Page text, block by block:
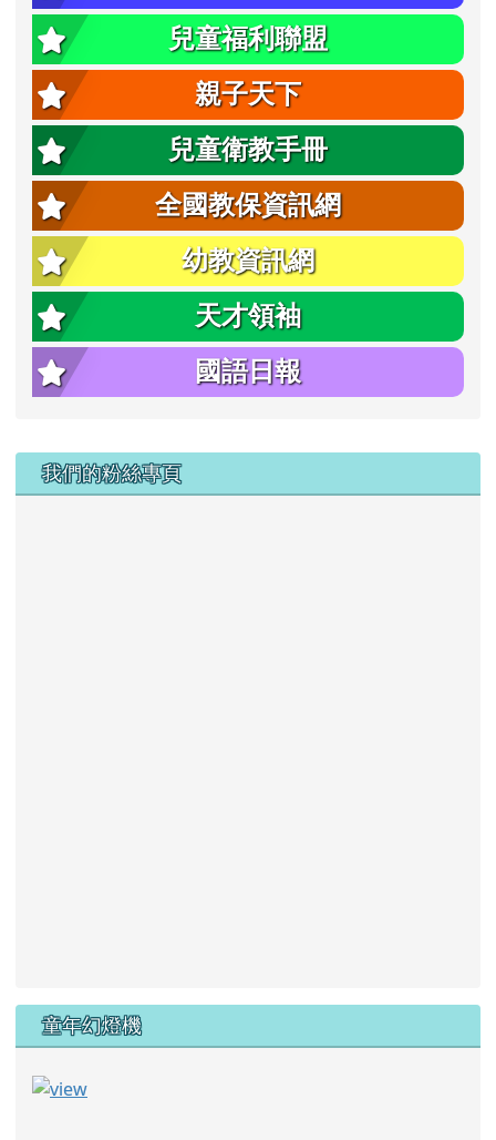
兒童福利聯盟
親子天下
兒童衛教手冊
全國教保資訊網
幼教資訊網
天才領袖
國語日報
右邊區域內容
我們的粉絲專頁
童年幻燈機